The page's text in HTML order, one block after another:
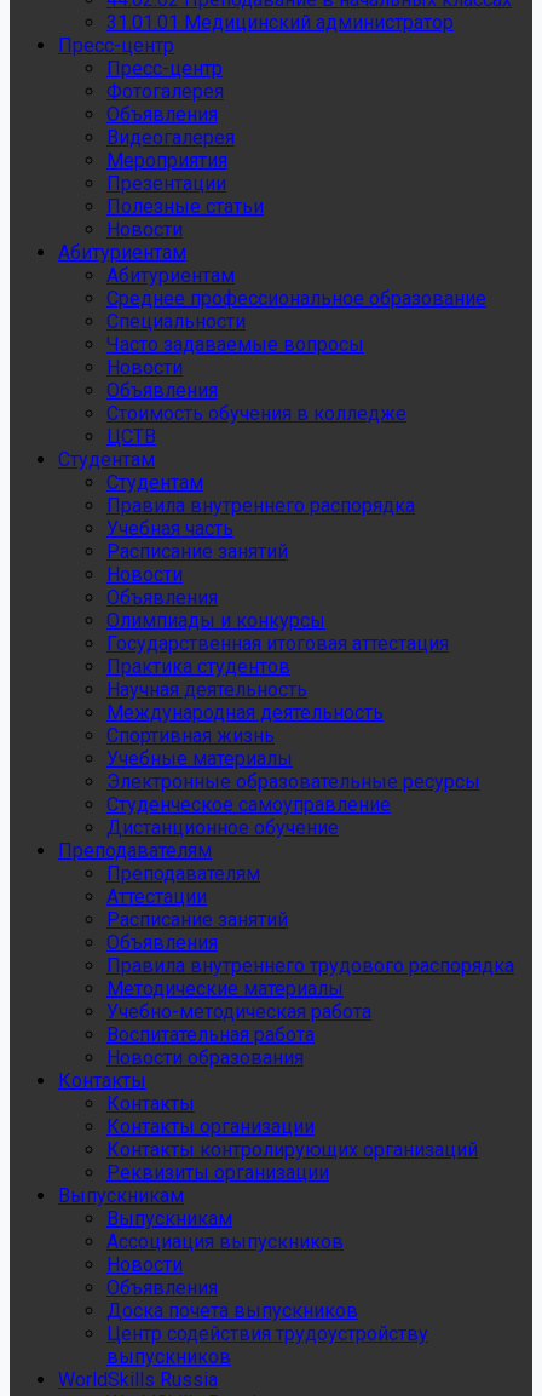
31.01.01 Медицинский администратор
Пресс-центр
Пресс-центр
Фотогалерея
Объявления
Видеогалерея
Мероприятия
Презентации
Полезные статьи
Новости
Абитуриентам
Абитуриентам
Среднее профессиональное образование
Специальности
Часто задаваемые вопросы
Новости
Объявления
Стоимость обучения в колледже
ЦСТВ
Студентам
Студентам
Правила внутреннего распорядка
Учебная часть
Расписание занятий
Новости
Объявления
Олимпиады и конкурсы
Государственная итоговая аттестация
Практика студентов
Научная деятельность
Международная деятельность
Спортивная жизнь
Учебные материалы
Электронные образовательные ресурсы
Студенческое самоуправление
Дистанционное обучение
Преподавателям
Преподавателям
Аттестации
Расписание занятий
Объявления
Правила внутреннего трудового распорядка
Методические материалы
Учебно-методическая работа
Воспитательная работа
Новости образования
Контакты
Контакты
Контакты организации
Контакты контролирующих организаций
Реквизиты организации
Выпускникам
Выпускникам
Ассоциация выпускников
Новости
Объявления
Доска почета выпускников
Центр содействия трудоустройству
выпускников
WorldSkills Russia